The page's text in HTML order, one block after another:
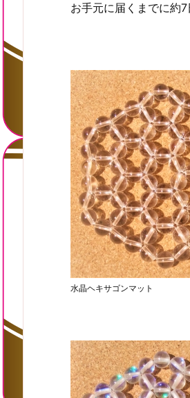
お手元に届くまでに約
水晶ヘキサゴンマット